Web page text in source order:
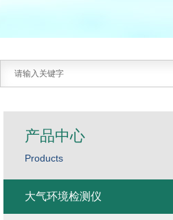
产品中心
Products
大气环境检测仪